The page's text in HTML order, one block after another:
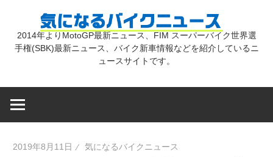
気
2014年よりMotoGP最新ニュース、FIM スーパーバイク世界選
手権(SBK)最新ニュース、バイク新車情報などを紹介しているニ
ュースサイトです。
2019年8月11日 気になるバイクニュース